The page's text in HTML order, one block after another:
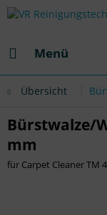
Menü
Übersicht
Bürstwalze/
mm
für Carpet Cleaner TM 4